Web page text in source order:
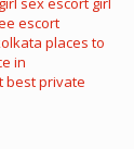
escort
places to
in
best private